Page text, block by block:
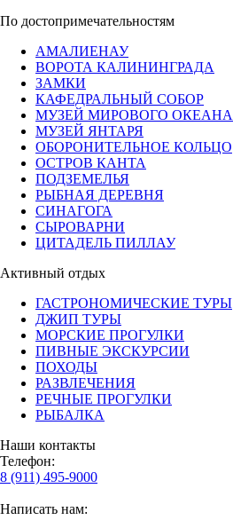
По достопримечательностям
АМАЛИЕНАУ
ВОРОТА КАЛИНИНГРАДА
ЗАМКИ
КАФЕДРАЛЬНЫЙ СОБОР
МУЗЕЙ МИРОВОГО ОКЕАНА
МУЗЕЙ ЯНТАРЯ
ОБОРОНИТЕЛЬНОЕ КОЛЬЦО
ОСТРОВ КАНТА
ПОДЗЕМЕЛЬЯ
РЫБНАЯ ДЕРЕВНЯ
СИНАГОГА
СЫРОВАРНИ
ЦИТАДЕЛЬ ПИЛЛАУ
Активный отдых
ГАСТРОНОМИЧЕСКИЕ ТУРЫ
ДЖИП ТУРЫ
МОРСКИЕ ПРОГУЛКИ
ПИВНЫЕ ЭКСКУРСИИ
ПОХОДЫ
РАЗВЛЕЧЕНИЯ
РЕЧНЫЕ ПРОГУЛКИ
РЫБАЛКА
Наши контакты
Телефон:
8 (911) 495-9000
Написать нам: